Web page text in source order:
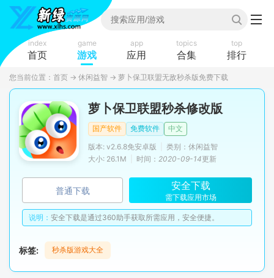
index
首页
game
游戏
app
应用
topics
合集
top
排行
您当前位置： 首页 → 休闲益智 → 萝卜保卫联盟无敌秒杀版免费下载
萝卜保卫联盟秒杀修改版
国产软件 免费软件
中文
版本: v2.6.8免安卓版
类别：休闲益智
大小: 26.1M
时间： 2020-09-14更新
普通下载 安全下载
需下载应用市场
说明： 安全下载是通过360助手获取所需应用，安全便捷。
标签: 秒杀版游戏大全